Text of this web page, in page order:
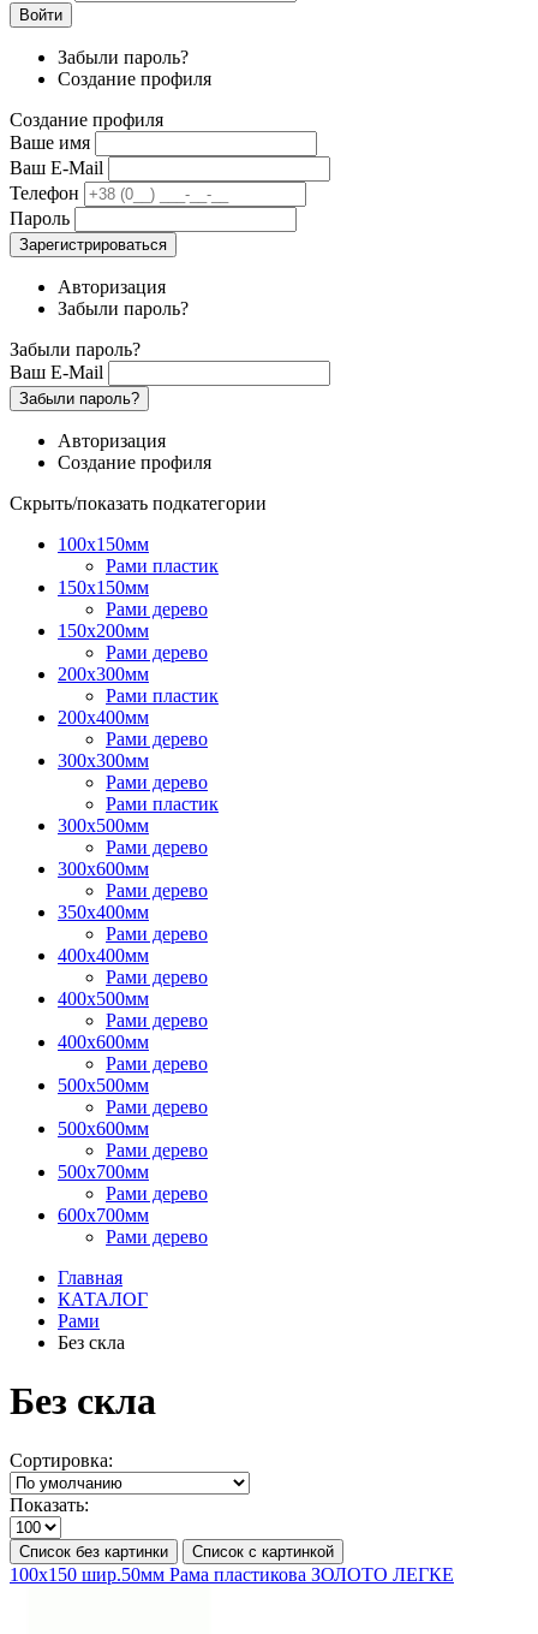
Войти
Забыли пароль?
Создание профиля
Создание профиля
Ваше имя
Ваш E-Mail
Телефон
Пароль
Зарегистрироваться
Авторизация
Забыли пароль?
Забыли пароль?
Ваш E-Mail
Забыли пароль?
Авторизация
Создание профиля
Скрыть/показать подкатегории
100х150мм
Рами пластик
150х150мм
Рами дерево
150х200мм
Рами дерево
200х300мм
Рами пластик
200х400мм
Рами дерево
300х300мм
Рами дерево
Рами пластик
300х500мм
Рами дерево
300х600мм
Рами дерево
350х400мм
Рами дерево
400х400мм
Рами дерево
400х500мм
Рами дерево
400х600мм
Рами дерево
500х500мм
Рами дерево
500х600мм
Рами дерево
500х700мм
Рами дерево
600х700мм
Рами дерево
Главная
КАТАЛОГ
Рами
Без скла
Без скла
Сортировка:
Показать:
Список без картинки Список с картинкой
100х150 шир.50мм Рама пластикова ЗОЛОТО ЛЕГКЕ